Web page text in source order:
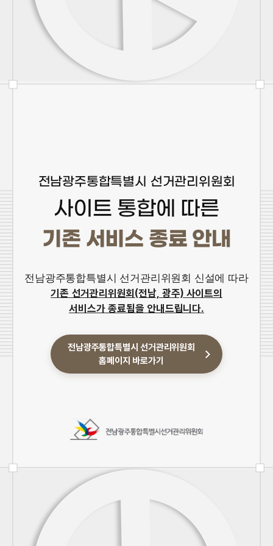
전남광주통합특별시 선거관리위원회
사이트 통합에 따른
기존 서비스 종료 안내
전남광주통합특별시 선거관리위원회 신설에 따라
기존 선거관리위원회(전남, 광주) 사이트의
서비스가 종료됨을 안내드립니다.
전남광주통합특별시 선거관리위원회
홈페이지 바로가기